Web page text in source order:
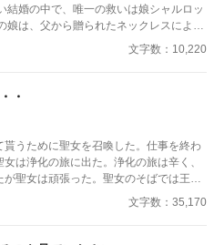
ならない”という王家の禁忌と、娘の死
、王
く物語。
文字数：10,220
・
うために聖女を召喚した。仕事を終わ
は浄化の旅に出た。浄化の旅は辛く、
聖女は頑張った。聖女のそばでは王子
お互いに心惹かれるようになった
文字数：35,170